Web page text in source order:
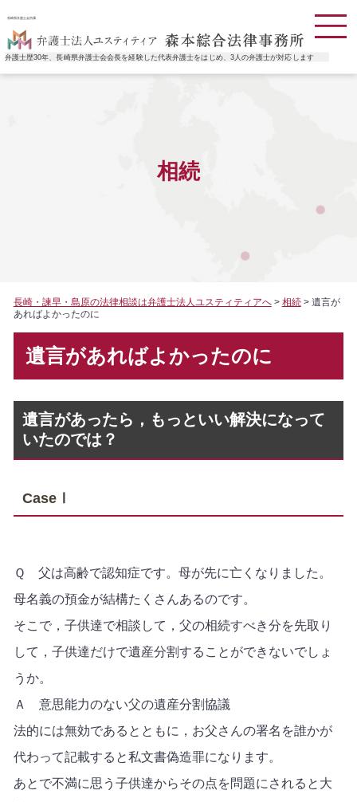
長崎県弁護士会所属
弁護士歴30年、長崎県弁護士会会長を経験した代表弁護士をはじめ、3人の弁護士が対応します
相続
長崎・諫早・島原の法律相談は弁護士法人ユスティティアへ> 相続> 遺言が
あればよかったのに
遺言があればよかったのに
遺言があったら，もっといい解決になって
いたのでは？
CaseⅠ
Ｑ 父は高齢で認知症です。母が先に亡くなりました。
母名義の預金が結構たくさんあるのです。
そこで，子供達で相談して，父の相続すべき分を先取り
して，子供達だけで遺産分割することができないでしょ
うか。
Ａ 意思能力のない父の遺産分割協議
法的には無効であるとともに，お父さんの署名を誰かが
代わって記載すると私文書偽造罪になります。
あとで不満に思う子供達からその点を問題にされると大